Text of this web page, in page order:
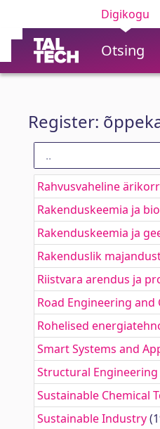
Digikogu
Otsing
Register:
Rahvusvaheline
Rakenduskeemia ja
Rakenduskeemia ja
Rakenduslik
Riistvara arendus ja
Road Engineering and
Rohelised
Smart Systems and
Structural
Sustainable Chemical
Sustainable Industry